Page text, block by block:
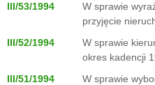
III/53/1994
W sprawie
przyjęcie
III/52/1994
W sprawie
okres kadencji
III/51/1994
W sprawie